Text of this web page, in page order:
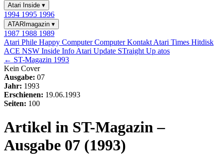
Atari Inside ▾
1994 1995 1996
ATARImagazin ▾
1987 1988 1989
Atari Phile Happy ComputerComputer Kontakt Atari Times Hitdisk
ACE NSW Inside Info Atari Update STraight Up atos
← ST-Magazin 1993
Kein Cover
Ausgabe: 07
Jahr: 1993
Erschienen: 19.06.1993
Seiten: 100
Artikel in ST-Magazin –
Ausgabe 07 (1993)